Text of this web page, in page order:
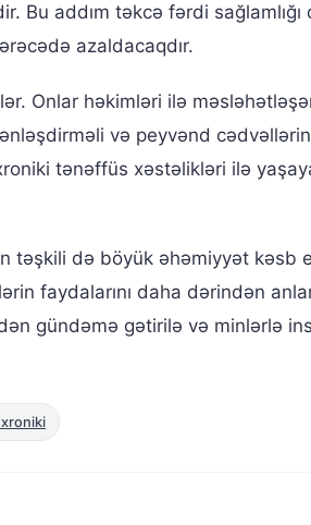
addım təkcə fərdi sağlamlığı
azaldacaqdır.
Onlar həkimləri ilə
və peyvənd
tənəffüs xəstəlikləri ilə
təşkili də böyük əhəmiyyət kəsb
faydalarını daha dərindən
gündəmə gətirilə və minlərlə
xroniki